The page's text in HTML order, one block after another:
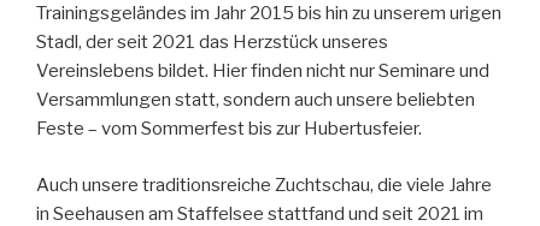
Trainingsgeländes im Jahr 2015 bis hin zu unserem urigen
Stadl, der seit 2021 das Herzstück unseres
Vereinslebens bildet. Hier finden nicht nur Seminare und
Versammlungen statt, sondern auch unsere beliebten
Feste – vom Sommerfest bis zur Hubertusfeier.
Auch unsere traditionsreiche Zuchtschau, die viele Jahre
in Seehausen am Staffelsee stattfand und seit 2021 im